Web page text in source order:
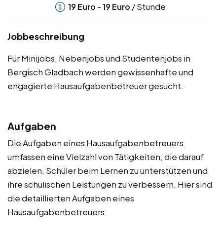
19 Euro -19 Euro / Stunde
Jobbeschreibung
Für Minijobs, Nebenjobs und Studentenjobs in
Bergisch Gladbach werden gewissenhafte und
engagierte Hausaufgabenbetreuer gesucht.
Aufgaben
Die Aufgaben eines Hausaufgabenbetreuers
umfassen eine Vielzahl von Tätigkeiten, die darauf
abzielen, Schüler beim Lernen zu unterstützen und
ihre schulischen Leistungen zu verbessern. Hier sind
die detaillierten Aufgaben eines
Hausaufgabenbetreuers: